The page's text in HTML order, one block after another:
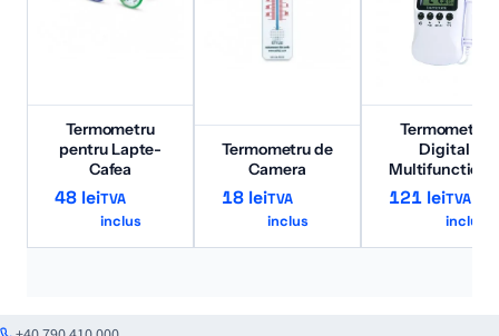
Termometru
pentru Lapte-
Cafea
48 leiTVA
inclus
Termometru de
Camera
18 leiTVA
inclus
Termometru
Digital
121 leiTVA
inclus